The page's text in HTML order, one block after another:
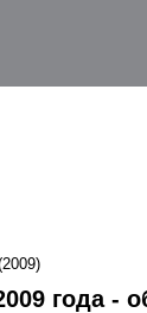
года -